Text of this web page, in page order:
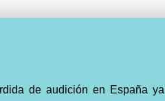
de audición en España